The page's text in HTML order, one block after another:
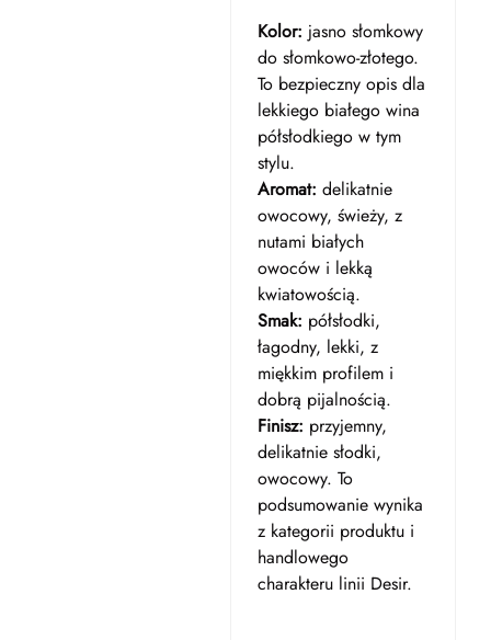
Kolor: jasno słomkowy
do słomkowo-złotego.
To bezpieczny opis dla
lekkiego białego wina
półsłodkiego w tym
stylu.
Aromat: delikatnie
owocowy, świeży, z
nutami białych
owoców i lekką
kwiatowością.
Smak: półsłodki,
łagodny, lekki, z
miękkim profilem i
dobrą pijalnością.
Finisz: przyjemny,
delikatnie słodki,
owocowy. To
podsumowanie wynika
z kategorii produktu i
handlowego
charakteru linii Desir.